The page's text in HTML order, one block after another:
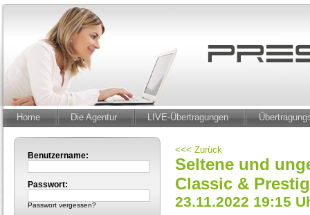
Home Die Agentur LIVE-Übertragungen
Benutzername:
Passwort:
Passwort vergessen?
<<< Zurück
Seltene und
Classic &
23.11.2022 19:15